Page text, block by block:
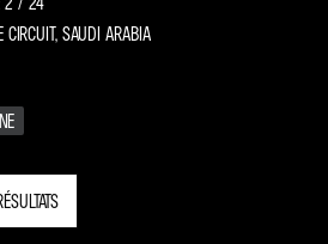
CIRCUIT, SAUDI ARABIA